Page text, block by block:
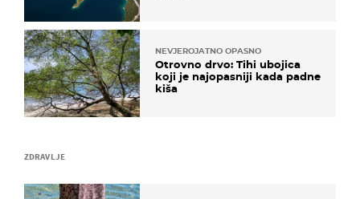
ZDRAVLJE
NEVJEROJATNO OPASNO
Otrovno drvo: Tihi ubojica
koji je najopasniji kada padne
kiša